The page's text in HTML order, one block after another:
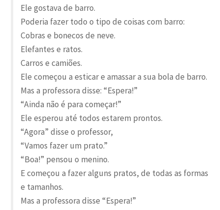
Ele gostava de barro.
Poderia fazer todo o tipo de coisas com barro:
Cobras e bonecos de neve.
Elefantes e ratos.
Carros e camiões.
Ele começou a esticar e amassar a sua bola de barro.
Mas a professora disse: “Espera!”
“Ainda não é para começar!”
Ele esperou até todos estarem prontos.
“Agora” disse o professor,
“Vamos fazer um prato.”
“Boa!” pensou o menino.
E começou a fazer alguns pratos, de todas as formas
e tamanhos.
Mas a professora disse “Espera!”